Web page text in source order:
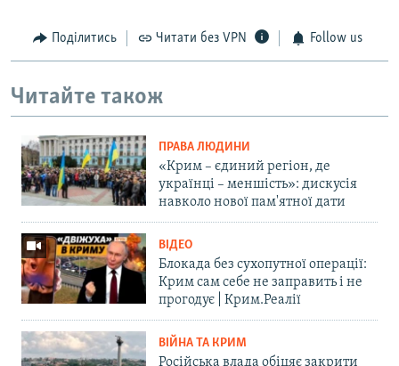
Поділитись Читати без VPN Follow us
Читайте також
ПРАВА ЛЮДИНИ
«Крим – єдиний регіон, де
українці – меншість»: дискусія
навколо нової пам'ятної дати
ВІДЕО
Блокада без сухопутної операції:
Крим сам себе не заправить і не
прогодує | Крим.Реалії
ВІЙНА ТА КРИМ
Російська влада обіцяє закрити